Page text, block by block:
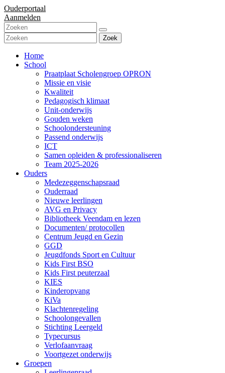
Ouderportaal
Aanmelden
Zoek
Home
School
Praatplaat Scholengroep OPRON
Missie en visie
Kwaliteit
Pedagogisch klimaat
Unit-onderwijs
Gouden weken
Schoolondersteuning
Passend onderwijs
ICT
Samen opleiden & professionaliseren
Team 2025-2026
Ouders
Medezeggenschapsraad
Ouderraad
Nieuwe leerlingen
AVG en Privacy
Bibliotheek Veendam en lezen
Documenten/ protocollen
Centrum Jeugd en Gezin
GGD
Jeugdfonds Sport en Cultuur
Kids First BSO
Kids First peuterzaal
KIES
Kinderopvang
KiVa
Klachtenregeling
Schoolongevallen
Stichting Leergeld
Typecursus
Verlofaanvraag
Voortgezet onderwijs
Groepen